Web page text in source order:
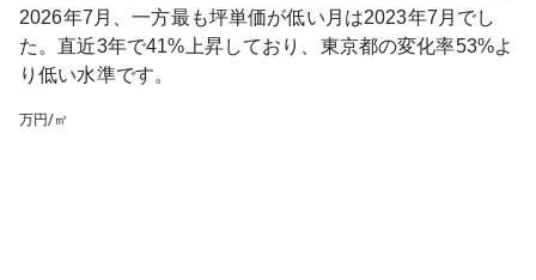
2026年7月
、一方最も坪単価が低い月は2023年7月 でし
た。直近3年で41%上昇しており 東京都の変化率53%よ
り低い水準です。
万円/㎡